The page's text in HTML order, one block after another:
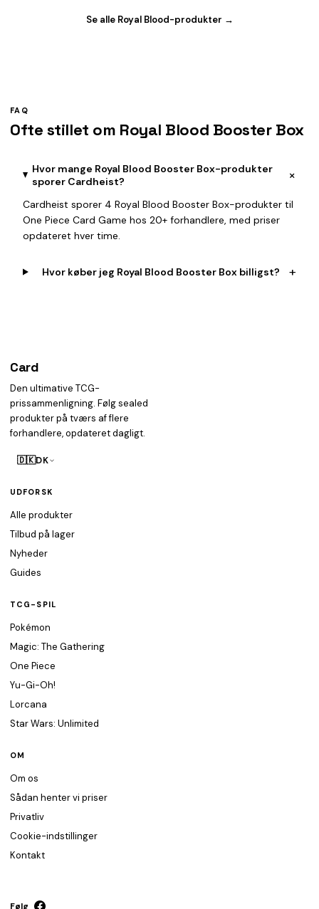
Se alle Royal Blood-produkter →
FAQ
Ofte stillet om Royal Blood Booster Box
Hvor mange Royal Blood Booster Box-produkter
sporer Cardheist?
+
Cardheist sporer 4 Royal Blood Booster Box-produkter til
One Piece Card Game hos 20+ forhandlere, med priser
opdateret hver time.
Hvor køber jeg Royal Blood Booster Box billigst? +
Card
Den ultimative TCG-
prissammenligning. Følg sealed
produkter på tværs af flere
forhandlere, opdateret dagligt.
🇩🇰DK
UDFORSK
Alle produkter
Tilbud på lager
Nyheder
Guides
TCG-SPIL
Pokémon
Magic: The Gathering
One Piece
Yu-Gi-Oh!
Lorcana
Star Wars: Unlimited
OM
Om os
Sådan henter vi priser
Privatliv
Cookie-indstillinger
Kontakt
Følg